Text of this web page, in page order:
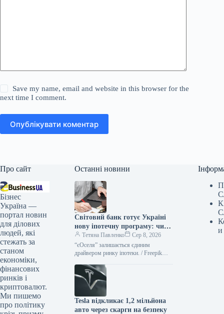
Save my name, email and website in this browser for the
next time I comment.
Опублікувати коментар
Про сайт
Бізнес
Україна —
портал новин
для ділових
людей, які
стежать за
станом
економіки,
фінансових
ринків і
криптовалют.
Ми пишемо
про політику
Останні новини
Світовий банк готує Україні
нову іпотечну програму: чи
замінить вона “єОселю”
Тетяна Павленко
Сер 8, 2026
“єОселя” залишається єдиним
драйвером ринку іпотеки. / Freepik
кредитування відновлюється, однак
його розвиток фактично забезпечує
програма
Tesla відкликає 1,2 мільйона
авто через скарги на безпеку
и